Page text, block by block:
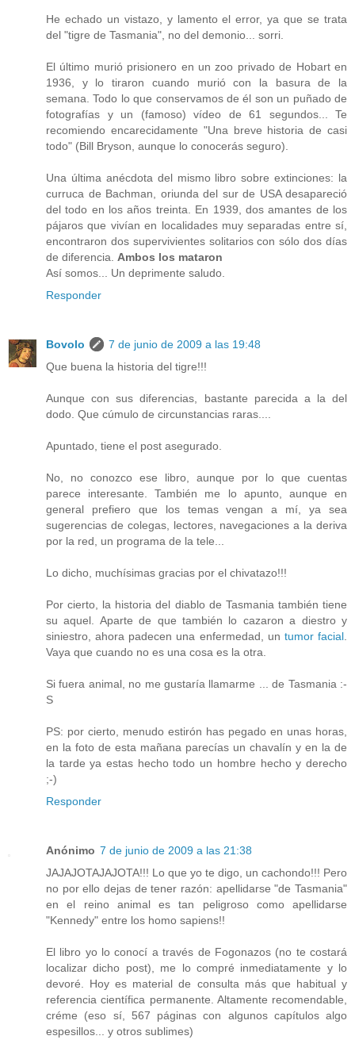
He echado un vistazo, y lamento el error, ya que se trata
del "tigre de Tasmania", no del demonio... sorri.
El último murió prisionero en un zoo privado de Hobart en
1936, y lo tiraron cuando murió con la basura de la
semana. Todo lo que conservamos de él son un puñado de
fotografías y un (famoso) vídeo de 61 segundos... Te
recomiendo encarecidamente "Una breve historia de casi
todo" (Bill Bryson, aunque lo conocerás seguro).
Una última anécdota del mismo libro sobre extinciones: la
curruca de Bachman, oriunda del sur de USA desapareció
del todo en los años treinta. En 1939, dos amantes de los
pájaros que vivían en localidades muy separadas entre sí,
encontraron dos supervivientes solitarios con sólo dos días
de diferencia. Ambos los mataron
Así somos... Un deprimente saludo.
Responder
Bovolo
7 de junio de 2009 a las 19:48
Que buena la historia del tigre!!!
Aunque con sus diferencias, bastante parecida a la del
dodo. Que cúmulo de circunstancias raras....
Apuntado, tiene el post asegurado.
No, no conozco ese libro, aunque por lo que cuentas
parece interesante. También me lo apunto, aunque en
general prefiero que los temas vengan a mí, ya sea
sugerencias de colegas, lectores, navegaciones a la deriva
por la red, un programa de la tele...
Lo dicho, muchísimas gracias por el chivatazo!!!
Por cierto, la historia del diablo de Tasmania también tiene
su aquel. Aparte de que también lo cazaron a diestro y
siniestro, ahora padecen una enfermedad, un tumor facial
Vaya que cuando no es una cosa es la otra.
Si fuera animal, no me gustaría llamarme ... de Tasmania :-
S
PS: por cierto, menudo estirón has pegado en unas horas,
en la foto de esta mañana parecías un chavalín y en la de
la tarde ya estas hecho todo un hombre hecho y derecho
;-)
Responder
Anónimo 7 de junio de 2009 a las 21:38
JAJAJOTAJAJOTA!!! Lo que yo te digo, un cachondo!!! Pero
no por ello dejas de tener razón: apellidarse "de Tasmania"
en el reino animal es tan peligroso como apellidarse
"Kennedy" entre los homo sapiens!!
El libro yo lo conocí a través de Fogonazos (no te costará
localizar dicho post), me lo compré inmediatamente y lo
devoré. Hoy es material de consulta más que habitual y
referencia científica permanente. Altamente recomendable,
créme (eso sí, 567 páginas con algunos capítulos algo
espesillos... y otros sublimes)